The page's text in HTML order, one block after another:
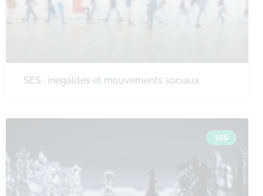
SES : inégalités et mouvements sociaux
SES